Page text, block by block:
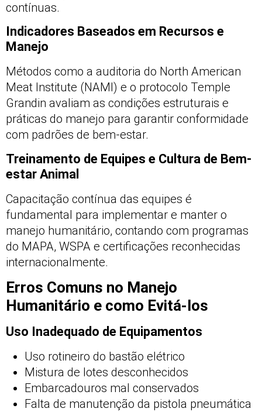
contínuas.
Indicadores Baseados em Recursos e
Manejo
Métodos como a auditoria do North American
Meat Institute (NAMI) e o protocolo Temple
Grandin avaliam as condições estruturais e
práticas do manejo para garantir conformidade
com padrões de bem-estar.
Treinamento de Equipes e Cultura de Bem-
estar Animal
Capacitação contínua das equipes é
fundamental para implementar e manter o
manejo humanitário, contando com programas
do MAPA, WSPA e certificações reconhecidas
internacionalmente.
Erros Comuns no Manejo
Humanitário e como Evitá-los
Uso Inadequado de Equipamentos
Uso rotineiro do bastão elétrico
Mistura de lotes desconhecidos
Embarcadouros mal conservados
Falta de manutenção da pistola pneumática